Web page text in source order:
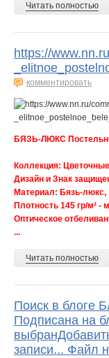
Читать полностью
https://
комментировать
БЯЗЬ-ЛЮКС
Коллекция:
Дизайн и Знак
Материал: Бязь-люкс,
Плотность 145 гр/м² -
Оптическое
...
Читать полностью
Поиск в блоге
Подписанa на
записи... Файл